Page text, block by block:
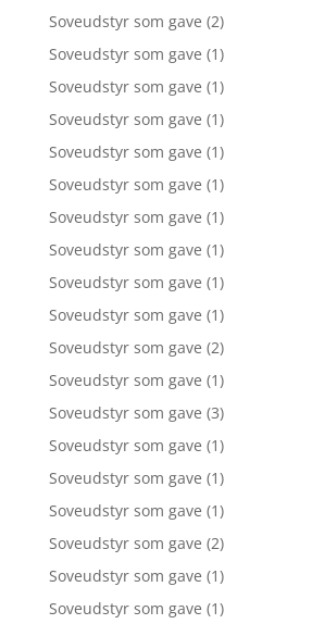
Soveudstyr som gave (2)
Soveudstyr som gave (1)
Soveudstyr som gave (1)
Soveudstyr som gave (1)
Soveudstyr som gave (1)
Soveudstyr som gave (1)
Soveudstyr som gave (1)
Soveudstyr som gave (1)
Soveudstyr som gave (1)
Soveudstyr som gave (1)
Soveudstyr som gave (2)
Soveudstyr som gave (1)
Soveudstyr som gave (3)
Soveudstyr som gave (1)
Soveudstyr som gave (1)
Soveudstyr som gave (1)
Soveudstyr som gave (2)
Soveudstyr som gave (1)
Soveudstyr som gave (1)